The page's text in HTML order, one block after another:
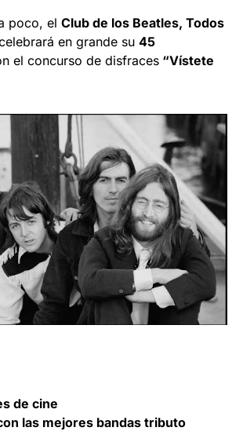
poco, el Club de los Beatles, Todos
en grande su 45
el concurso de disfraces “Vístete
de cine
las mejores bandas tributo